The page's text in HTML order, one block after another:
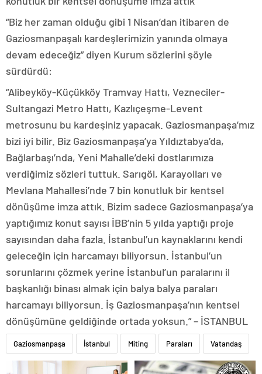
“Biz her zaman olduğu gibi 1 Nisan’dan itibaren de
Gaziosmanpaşalı kardeşlerimizin yanında olmaya
devam edeceğiz” diyen Kurum sözlerini şöyle
sürdürdü:
“Alibeyköy-Küçükköy Tramvay Hattı, Vezneciler-
Sultangazi Metro Hattı, Kazlıçeşme-Levent
metrosunu bu kardeşiniz yapacak. Gaziosmanpaşa’mız
bizi iyi bilir. Biz Gaziosmanpaşa’ya Yıldıztabya’da,
Bağlarbaşı’nda, Yeni Mahalle’deki dostlarımıza
verdiğimiz sözleri tuttuk. Sarıgöl, Karayolları ve
Mevlana Mahallesi’nde 7 bin konutluk bir kentsel
dönüşüme imza attık. Bizim sadece Gaziosmanpaşa’ya
yaptığımız konut sayısı İBB’nin 5 yılda yaptığı proje
sayısından daha fazla. İstanbul’un kaynaklarını kendi
geleceğin için harcamayı biliyorsun. İstanbul’un
sorunlarını çözmek yerine İstanbul’un paralarını il
başkanlığı binası almak için balya balya paraları
harcamayı biliyorsun. İş Gaziosmanpaşa’nın kentsel
dönüşümüne geldiğinde ortada yoksun.” – İSTANBUL
Gaziosmanpaşa İstanbul Miting Paraları Vatandaş